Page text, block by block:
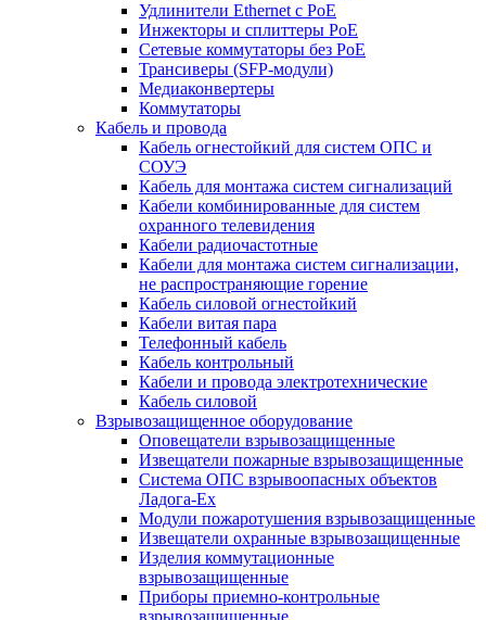
Удлинители Ethernet с PoE
Инжекторы и сплиттеры РоЕ
Сетевые коммутаторы без РоЕ
Трансиверы (SFP-модули)
Медиаконвертеры
Коммутаторы
Кабель и провода
Кабель огнестойкий для систем ОПС и
СОУЭ
Кабель для монтажа систем сигнализаций
Кабели комбинированные для систем
охранного телевидения
Кабели радиочастотные
Кабели для монтажа систем сигнализации,
не распространяющие горение
Кабель силовой огнестойкий
Кабели витая пара
Телефонный кабель
Кабель контрольный
Кабели и провода электротехнические
Кабель силовой
Взрывозащищенное оборудование
Оповещатели взрывозащищенные
Извещатели пожарные взрывозащищенные
Система ОПС взрывоопасных объектов
Ладога-Ex
Модули пожаротушения взрывозащищенные
Извещатели охранные взрывозащищенные
Изделия коммутационные
взрывозащищенные
Приборы приемно-контрольные
взрывозащищенные